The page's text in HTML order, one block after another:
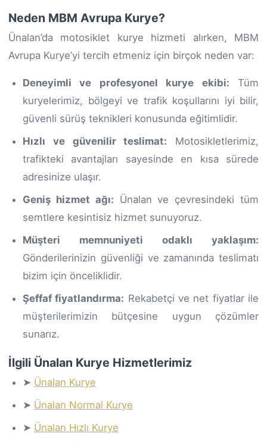
Neden MBM Avrupa Kurye?
Ünalan’da motosiklet kurye hizmeti alırken, MBM
Avrupa Kurye’yi tercih etmeniz için birçok neden var:
Deneyimli ve profesyonel kurye ekibi: Tüm
kuryelerimiz, bölgeyi ve trafik koşullarını iyi bilir,
güvenli sürüş teknikleri konusunda eğitimlidir.
Hızlı ve güvenilir teslimat: Motosikletlerimiz,
trafikteki avantajları sayesinde en kısa sürede
adresinize ulaşır.
Geniş hizmet ağı: Ünalan ve çevresindeki tüm
semtlere kesintisiz hizmet sunuyoruz.
Müşteri memnuniyeti odaklı yaklaşım:
Gönderilerinizin güvenliği ve zamanında teslimatı
bizim için önceliklidir.
Şeffaf fiyatlandırma: Rekabetçi ve net fiyatlar ile
müşterilerimizin bütçesine uygun çözümler
sunarız.
İlgili Ünalan Kurye Hizmetlerimiz
➤ Ünalan Kurye
➤ Ünalan Normal Kurye
➤ Ünalan Hızlı Kurye